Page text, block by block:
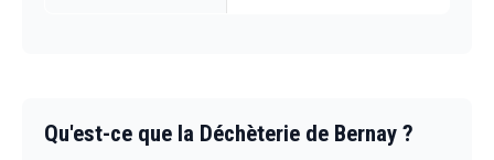
Qu'est-ce que la Déchèterie de Bernay ?